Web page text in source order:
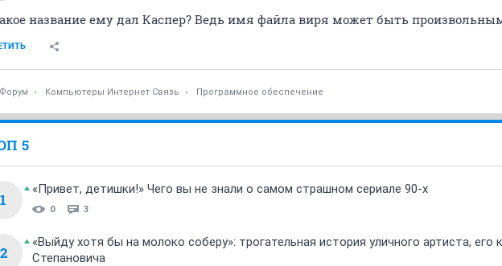
название ему дал Каспер? Ведь имя файла виря может быть
Компьютеры Интернет Связь Программное обеспечение
5
1
«Привет, детишки!» Чего вы не знали о самом страшном сериале 90-х
0 3
2
«Выйду хотя бы на молоко соберу»: трогательная история уличного артиста,
Степановича